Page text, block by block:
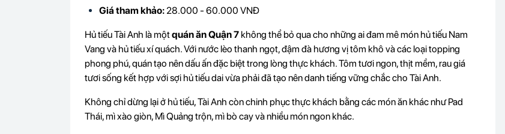
Giá tham khảo: 28.000 - 60.000 VNĐ
Hủ tiếu Tài Anh là mộtquán ăn Quận 7 không thể bỏ qua cho những ai đam mê món hủ tiếu Nam
Vang và hủ tiếu xí quách. Với nước lèo thanh ngọt, đậm đà hương vị tôm khô và các loại topping
phong phú, quán tạo nên dấu ấn đặc biệt trong lòng thực khách. Tôm tươi ngon, thịt mềm, rau giá
tươi sống kết hợp với sợi hủ tiếu dai vừa phải đã tạo nên danh tiếng vững chắc cho Tài Anh.
Không chỉ dừng lại ở hủ tiếu, Tài Anh còn chinh phục thực khách bằng các món ăn khác như Pad
Thái, mì xào giòn, Mì Quảng trộn, mì bò cay và nhiều món ngon khác.